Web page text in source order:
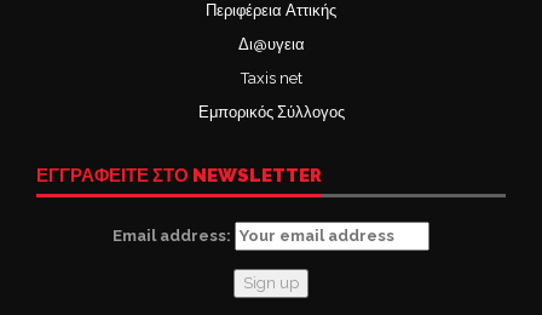
Περιφέρεια Αττικής
Δι@υγεια
Taxis net
Εμπορικός Σύλλογος
ΕΓΓΡΑΦΕΙΤΕ ΣΤΟ NEWSLETTER
Email address: